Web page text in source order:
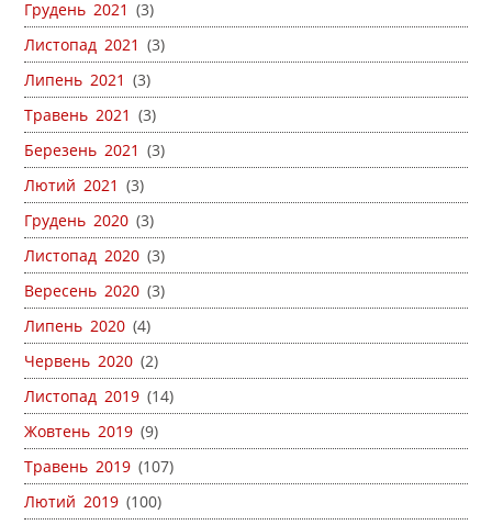
Грудень 2021 (3)
Листопад 2021 (3)
Липень 2021 (3)
Травень 2021 (3)
Березень 2021 (3)
Лютий 2021 (3)
Грудень 2020 (3)
Листопад 2020 (3)
Вересень 2020 (3)
Липень 2020 (4)
Червень 2020 (2)
Листопад 2019 (14)
Жовтень 2019 (9)
Травень 2019 (107)
Лютий 2019 (100)